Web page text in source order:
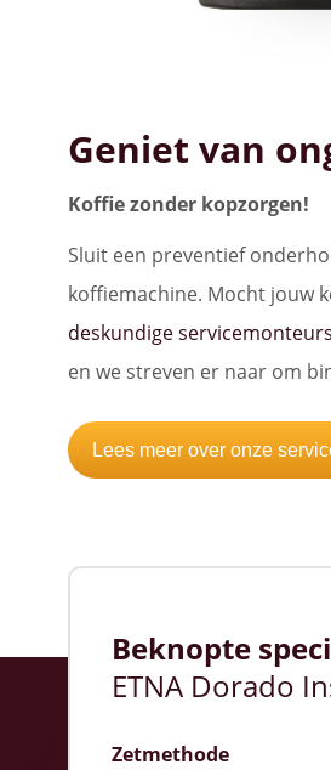
Geniet van
Koffie zonder kopzorgen!
Sluit een preventief
koffiemachine. Mocht jouw
deskundige servicemonteurs
en we streven er naar om
Lees meer over onze
Beknopte
ETNA Dorado
Zetmethode